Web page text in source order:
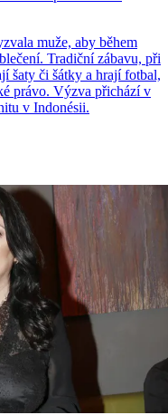
muže, aby během
Tradiční zábavu, při
šaty či šátky a hrají fotbal,
právo. Výzva přichází v
v Indonésii.